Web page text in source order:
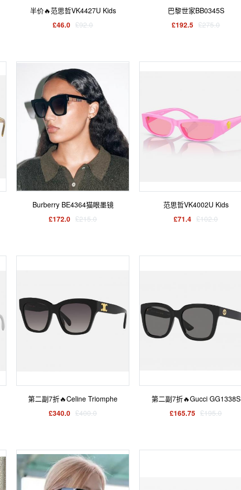
半价🔥范思哲VK4427U Kids
£46.0 £92.0
巴黎世家BB0345S
£192.5 £275.0
Burberry BE4364猫眼墨镜
£172.0 £215.0
范思哲VK4002U Kids
£71.4 £102.0
第二副7折🔥Celine Triomphe
£340.0 £400.0
第二副7折🔥Gucci GG1338S
£165.75 £195.0